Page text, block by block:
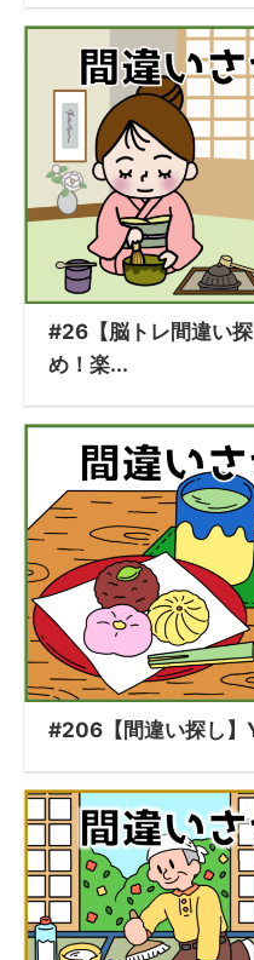
#26【脳トレ間違い
め！楽...
#206【間違い探し】